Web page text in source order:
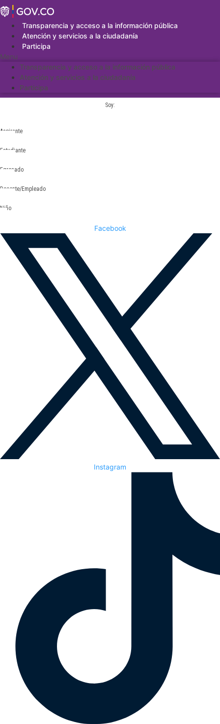
Saltar
al
contenidoTransparencia y acceso a la información pública
Atención y servicios a la ciudadanía
Participa
Menu
Transparencia y acceso a la información pública
Atención y servicios a la ciudadanía
Participa
Soy:
Aspirante
Estudiante
Egresado
Docente/Empleado
Niño
Facebook
Instagram